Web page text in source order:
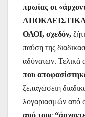
πρωίας οι
ΑΠΟΚΛΕΙΣΤΙΚΑ
ΟΛΟΙ, σχεδόν,
παύση της
αδύνατων. Τελικά
που
ξεπαγώσειη
λογαριασμών από